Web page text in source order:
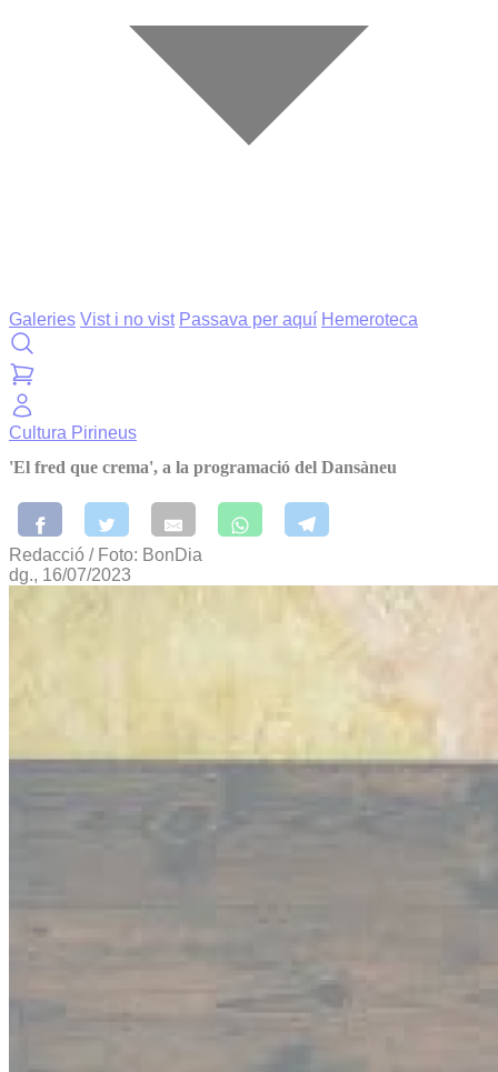
Galeries Vist i no vist Passava per aquí Hemeroteca
Cultura Pirineus
'El fred que crema', a la programació del Dansàneu
Redacció / Foto: BonDia
dg., 16/07/2023